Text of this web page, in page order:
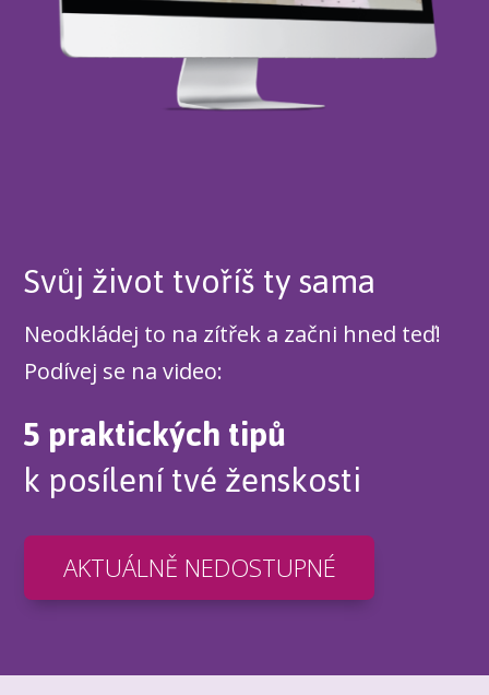
Svůj život tvoříš ty sama
Neodkládej to na zítřek a začni hned teď!
Podívej se na video:
5 praktických tipů
k posílení tvé ženskosti
AKTUÁLNĚ NEDOSTUPNÉ